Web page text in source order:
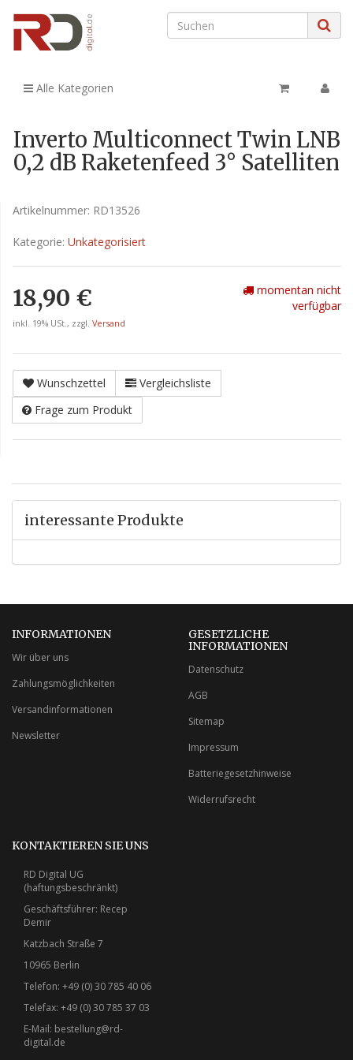
Alle Kategorien
Inverto Multiconnect Twin LNB
0,2 dB Raketenfeed 3° Satelliten
Artikelnummer: RD13526
Kategorie: Unkategorisiert
18,90 €
inkl. 19% USt., zzgl. Versand
momentan nicht
verfügbar
Wunschzettel
Vergleichsliste
Frage zum Produkt
interessante Produkte
INFORMATIONEN
Wir über uns
Zahlungsmöglichkeiten
Versandinformationen
Newsletter
GESETZLICHE
INFORMATIONEN
Datenschutz
AGB
Sitemap
Impressum
Batteriegesetzhinweise
Widerrufsrecht
KONTAKTIEREN SIE UNS
RD Digital UG
(haftungsbeschränkt)
Geschäftsführer: Recep
Demir
Katzbach Straße 7
10965 Berlin
Telefon: +49 (0) 30 785 40 06
Telefax: +49 (0) 30 785 37 03
E-Mail: bestellung@rd-
digital.de